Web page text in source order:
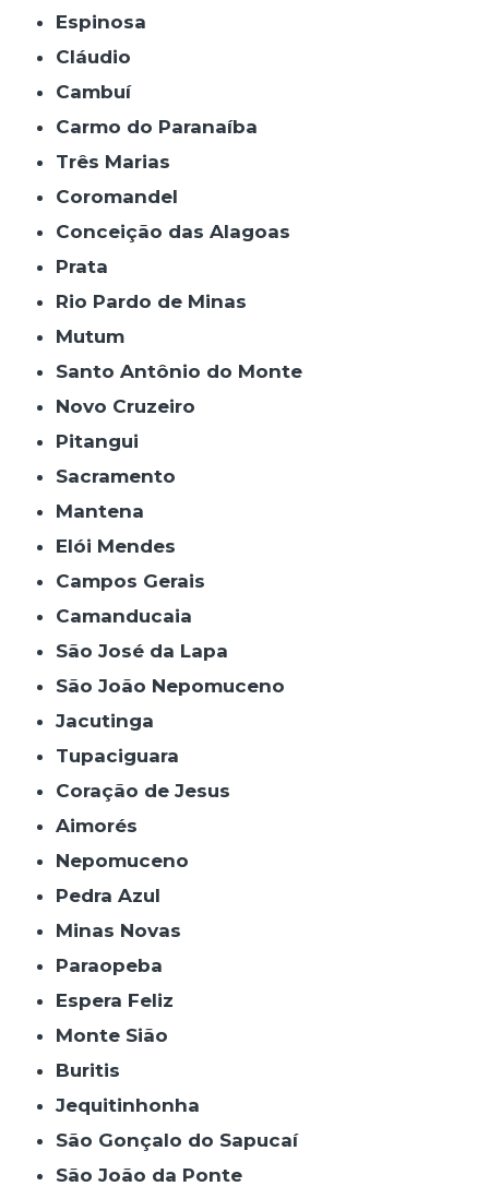
Espinosa
Cláudio
Cambuí
Carmo do Paranaíba
Três Marias
Coromandel
Conceição das Alagoas
Prata
Rio Pardo de Minas
Mutum
Santo Antônio do Monte
Novo Cruzeiro
Pitangui
Sacramento
Mantena
Elói Mendes
Campos Gerais
Camanducaia
São José da Lapa
São João Nepomuceno
Jacutinga
Tupaciguara
Coração de Jesus
Aimorés
Nepomuceno
Pedra Azul
Minas Novas
Paraopeba
Espera Feliz
Monte Sião
Buritis
Jequitinhonha
São Gonçalo do Sapucaí
São João da Ponte